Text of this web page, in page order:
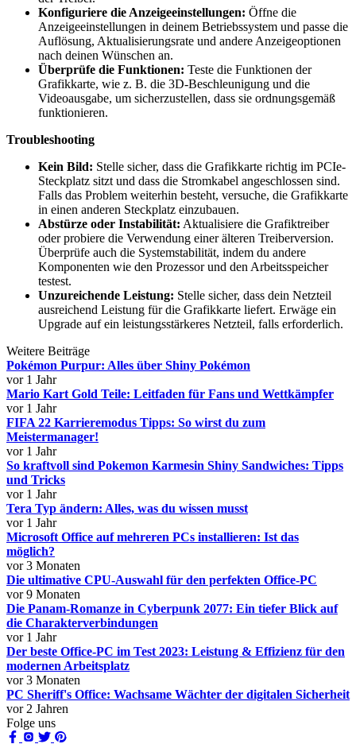
Konfiguriere die Anzeigeeinstellungen: Öffne die
Anzeigeeinstellungen in deinem Betriebssystem und passe die
Auflösung, Aktualisierungsrate und andere Anzeigeoptionen
nach deinen Wünschen an.
Überprüfe die Funktionen: Teste die Funktionen der
Grafikkarte, wie z. B. die 3D-Beschleunigung und die
Videoausgabe, um sicherzustellen, dass sie ordnungsgemäß
funktionieren.
Troubleshooting
Kein Bild: Stelle sicher, dass die Grafikkarte richtig im PCIe-
Steckplatz sitzt und dass die Stromkabel angeschlossen sind.
Falls das Problem weiterhin besteht, versuche, die Grafikkarte
in einen anderen Steckplatz einzubauen.
Abstürze oder Instabilität: Aktualisiere die Grafiktreiber
oder probiere die Verwendung einer älteren Treiberversion.
Überprüfe auch die Systemstabilität, indem du andere
Komponenten wie den Prozessor und den Arbeitsspeicher
testest.
Unzureichende Leistung: Stelle sicher, dass dein Netzteil
ausreichend Leistung für die Grafikkarte liefert. Erwäge ein
Upgrade auf ein leistungsstärkeres Netzteil, falls erforderlich.
Weitere Beiträge
Pokémon Purpur: Alles über Shiny Pokémon
vor 1 Jahr
Mario Kart Gold Teile: Leitfaden für Fans und Wettkämpfer
vor 1 Jahr
FIFA 22 Karrieremodus Tipps: So wirst du zum
Meistermanager!
vor 1 Jahr
So kraftvoll sind Pokemon Karmesin Shiny Sandwiches: Tipps
und Tricks
vor 1 Jahr
Tera Typ ändern: Alles, was du wissen musst
vor 1 Jahr
Microsoft Office auf mehreren PCs installieren: Ist das
möglich?
vor 3 Monaten
Die ultimative CPU-Auswahl für den perfekten Office-PC
vor 9 Monaten
Die Panam-Romanze in Cyberpunk 2077: Ein tiefer Blick auf
die Charakterverbindungen
vor 1 Jahr
Der beste Office-PC im Test 2023: Leistung & Effizienz für den
modernen Arbeitsplatz
vor 3 Monaten
PC Sheriff's Office: Wachsame Wächter der digitalen Sicherheit
vor 2 Jahren
Folge uns